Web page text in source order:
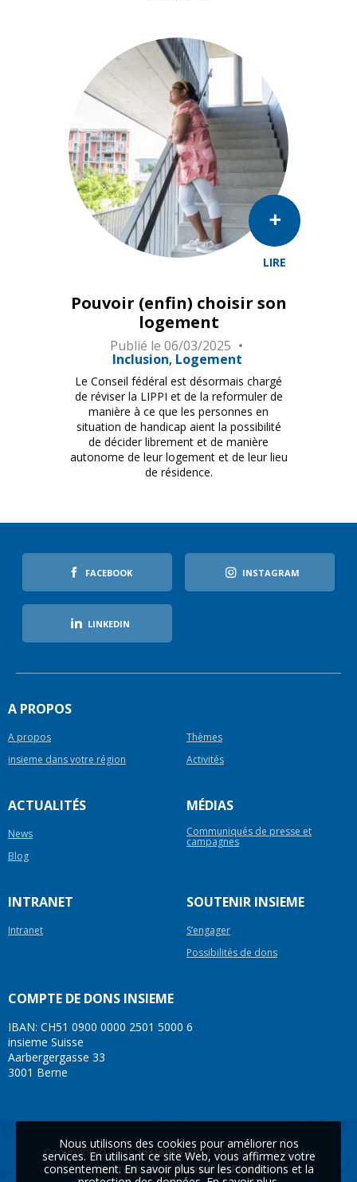
LIRE
Pouvoir (enfin) choisir son
logement
Publié le 06/03/2025
Inclusion Logement
Le Conseil fédéral est désormais chargé
de réviser la LIPPI et de la reformuler de
manière à ce que les personnes en
situation de handicap aient la possibilité
de décider librement et de manière
autonome de leur logement et de leur lieu
de résidence.
FACEBOOK INSTAGRAM
LINKEDIN
A PROPOS
A propos
Thèmes
insieme dans votre région
Activités
ACTUALITÉS
News
Blog
MÉDIAS
Communiqués de presse et
campagnes
INTRANET
Intranet
SOUTENIR INSIEME
S’engager
Possibilités de dons
COMPTE DE DONS INSIEME
IBAN: CH51 0900 0000 2501 5000 6
insieme Suisse
Aarbergergasse 33
3001 Berne
Copyright © 2026insieme.ch. Tous droits réservés.
Une réalisation Première Place
Nous utilisons des cookies pour améliorer nos
services. En utilisant ce site Web, vous affirmez votre
consentement. En savoir plus sur les conditions et la